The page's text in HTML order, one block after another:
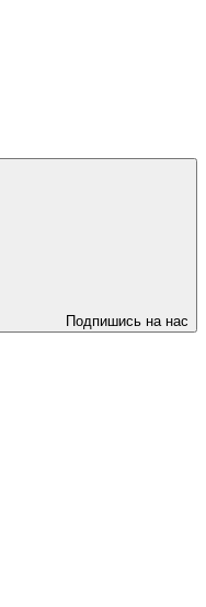
Подпишись на нас